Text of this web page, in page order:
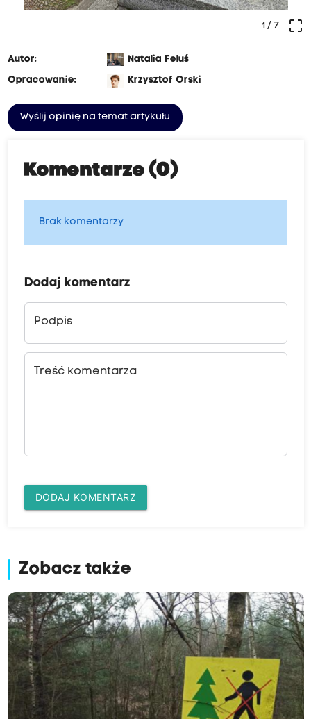
crop_free
1 / 7
Autor:
Natalia Feluś
Opracowanie:
Krzysztof Orski
Wyślij opinię na temat artykułu
Komentarze (0)
Brak komentarzy
Dodaj komentarz
Podpis
Treść komentarza
DODAJ KOMENTARZ
Zobacz także